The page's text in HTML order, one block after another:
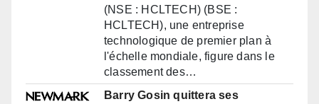
(NSE : HCLTECH) (BSE :
HCLTECH), une entreprise
technologique de premier plan à
l'échelle mondiale, figure dans le
classement des…
Barry Gosin quittera ses